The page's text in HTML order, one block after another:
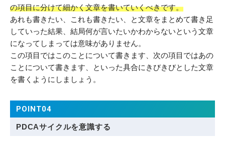
の項目に分けて細かく文章を書いていくべきです。
あれも書きたい、これも書きたい、と文章をまとめて書き足
していった結果、結局何が言いたいかわからないという文章
になってしまっては意味がありません。
この項目ではこのことについて書きます、次の項目ではあの
ことについて書きます、といった具合にきびきびとした文章
を書くようにしましょう。
POINT04
PDCAサイクルを意識する